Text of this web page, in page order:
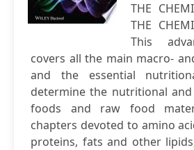
THE
THE
This
covers all the main macro-
and the essential
determine the nutritional
foods and raw food
chapters devoted to amino
proteins, fats and other